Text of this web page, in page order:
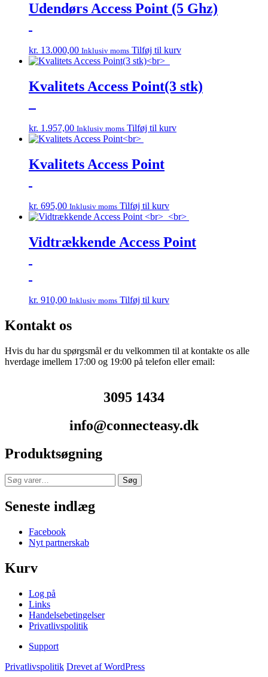
Udendørs Access Point (5 Ghz)
kr. 13.000,00 Inklusiv moms Tilføj til kurv
Kvalitets Access Point(3 stk)
kr. 1.957,00 Inklusiv moms Tilføj til kurv
Kvalitets Access Point
kr. 695,00 Inklusiv moms Tilføj til kurv
Vidtrækkende Access Point
kr. 910,00 Inklusiv moms Tilføj til kurv
Kontakt os
Hvis du har du spørgsmål er du velkommen til at kontakte os alle
hverdage imellem 17:00 og 19:00 på telefon eller email:
3095 1434
info@connecteasy.dk
Produktsøgning
Søg
efter:
Søg
Seneste indlæg
Facebook
Nyt partnerskab
Kurv
Log på
Links
Handelsebetingelser
Privatlivspolitik
Support
Privatlivspolitik Drevet af WordPress